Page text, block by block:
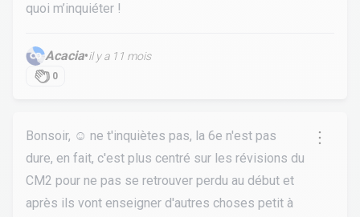
quoi m’inquiéter !
Acacia•il y a 11 mois
0
Bonsoir, ☺️ ne t'inquiètes pas, la 6e n'est pas
dure, en fait, c'est plus centré sur les révisions du
CM2 pour ne pas se retrouver perdu au début et
après ils vont enseigner d'autres choses petit à